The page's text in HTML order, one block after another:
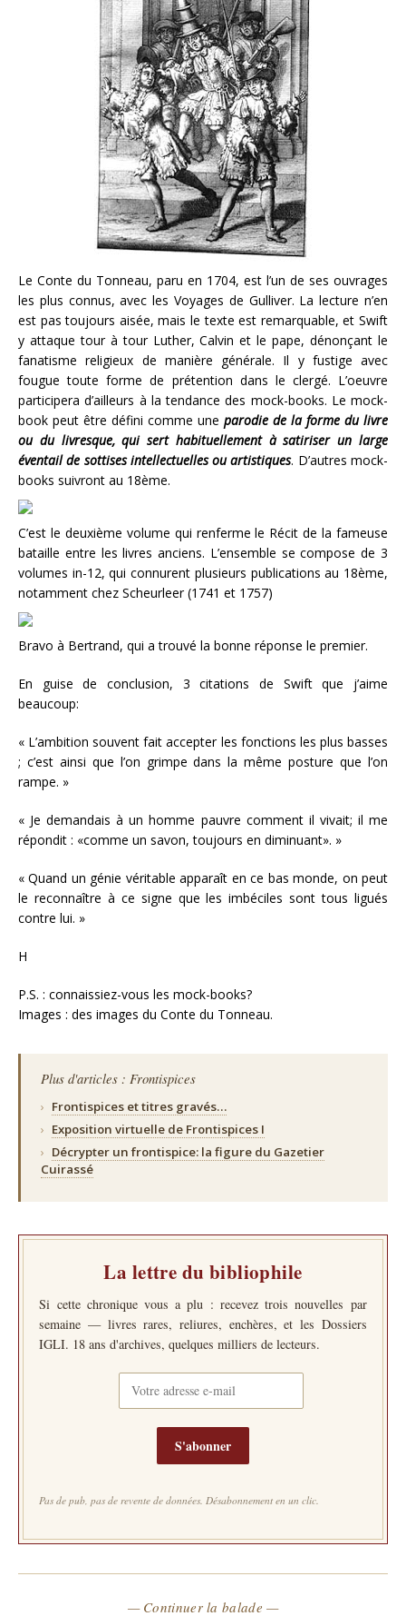
Le Conte du Tonneau, paru en 1704, est l’un de ses ouvrages
les plus connus, avec les Voyages de Gulliver. La lecture n’en
est pas toujours aisée, mais le texte est remarquable, et Swift
y attaque tour à tour Luther, Calvin et le pape, dénonçant le
fanatisme religieux de manière générale. Il y fustige avec
fougue toute forme de prétention dans le clergé. L’oeuvre
participera d’ailleurs à la tendance des mock-books. Le mock-
book peut être défini comme une parodie de la forme du livre
ou du livresque, qui sert habituellement à satiriser un large
éventail de sottises intellectuelles ou artistiques. D’autres mock-
books suivront au 18ème.
C’est le deuxième volume qui renferme le Récit de la fameuse
bataille entre les livres anciens. L’ensemble se compose de 3
volumes in-12, qui connurent plusieurs publications au 18ème,
notamment chez Scheurleer (1741 et 1757)
Bravo à Bertrand, qui a trouvé la bonne réponse le premier.
En guise de conclusion, 3 citations de Swift que j’aime
beaucoup:
« L’ambition souvent fait accepter les fonctions les plus basses
; c’est ainsi que l’on grimpe dans la même posture que l’on
rampe. »
« Je demandais à un homme pauvre comment il vivait; il me
répondit : «comme un savon, toujours en diminuant». »
« Quand un génie véritable apparaît en ce bas monde, on peut
le reconnaître à ce signe que les imbéciles sont tous ligués
contre lui. »
H
P.S. : connaissiez-vous les mock-books?
Images : des images du Conte du Tonneau.
Plus d'articles : Frontispices
› Frontispices et titres gravés…
› Exposition virtuelle de Frontispices I
› Décrypter un frontispice: la figure du Gazetier
Cuirassé
La lettre du bibliophile
Si cette chronique vous a plu : recevez trois nouvelles par
semaine — livres rares, reliures, enchères, et les Dossiers
IGLI. 18 ans d'archives, quelques milliers de lecteurs.
S'abonner
Pas de pub, pas de revente de données. Désabonnement en un clic.
— Continuer la balade —